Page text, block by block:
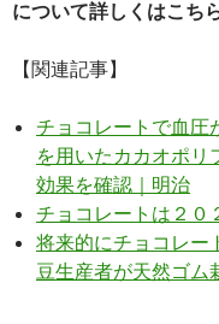
について詳しくはこち
【関連記事】
チョコレートで血圧
を用いたカカオポリ
効果を確認｜明治
チョコレートは２０
将来的にチョコレー
豆生産者が天然ゴム